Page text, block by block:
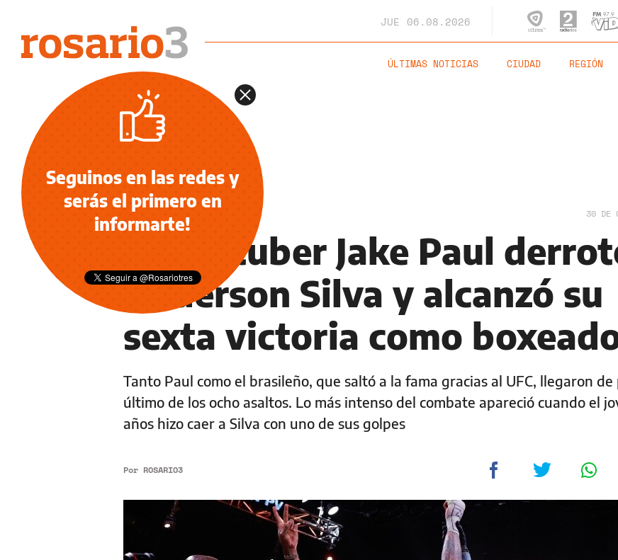
JUE 06.08.2026
ÚLTIMAS NOTICIAS CIUDAD REGIÓN
INFORMACIÓN GENERAL 30 DE
El youtuber Jake Paul
Anderson Silva y alcanzó su
sexta victoria como
Tanto Paul como el brasileño, que saltó a la fama gracias al UFC, llegaron de
último de los ocho asaltos. Lo más intenso del combate apareció cuando el
años hizo caer a Silva con uno de sus golpes
Por ROSARIO3
Seguinos en las redes y
serás el primero en
informarte!